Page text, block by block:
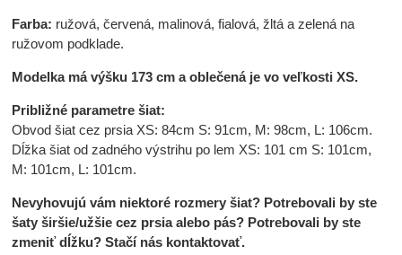
Farba: ružová, červená, malinová, fialová, žltá a zelená na
ružovom podklade.
Modelka má výšku 173 cm a oblečená je vo veľkosti XS.
Približné parametre šiat:
Obvod šiat cez prsia XS: 84cm S: 91cm, M: 98cm, L: 106cm.
Dĺžka šiat od zadného výstrihu po lem XS: 101 cm S: 101cm,
M: 101cm, L: 101cm.
Nevyhovujú vám niektoré rozmery šiat? Potrebovali by ste
šaty širšie/užšie cez prsia alebo pás? Potrebovali by ste
zmeniť dĺžku? Stačí nás kontaktovať.